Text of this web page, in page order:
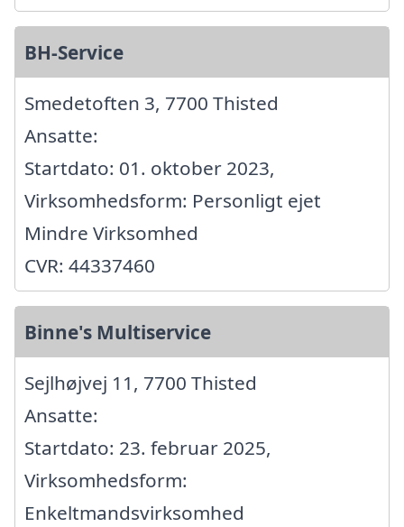
BH-Service
Smedetoften 3, 7700 Thisted
Ansatte:
Startdato: 01. oktober 2023,
Virksomhedsform: Personligt ejet
Mindre Virksomhed
CVR: 44337460
Binne's Multiservice
Sejlhøjvej 11, 7700 Thisted
Ansatte:
Startdato: 23. februar 2025,
Virksomhedsform:
Enkeltmandsvirksomhed